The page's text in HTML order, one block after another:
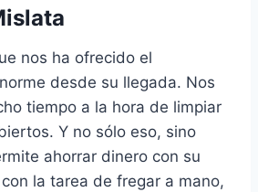
nos ha ofrecido el
desde su llegada. Nos
tiempo a la hora de limpiar
Y no sólo eso, sino
ahorrar dinero con su
la tarea de fregar a mano,